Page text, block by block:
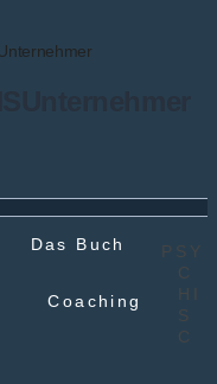
Das Buch
Coaching
PSY
C
HI
S
C